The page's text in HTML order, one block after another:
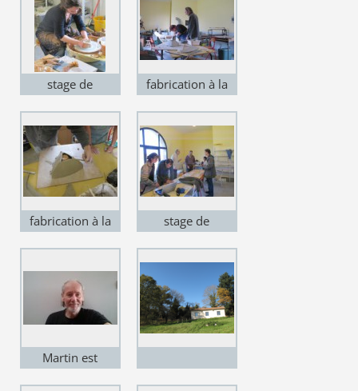
stage de
fabrication à la
fabrication à la
stage de
Martin est